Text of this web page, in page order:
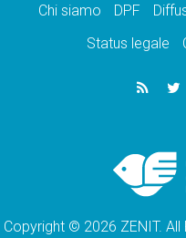
Chi siamo DPF
Status legale
Copyright © 2026 ZENIT.